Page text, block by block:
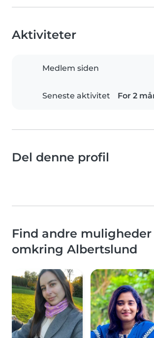
Aktiviteter
Medlem siden
Seneste aktivitet For 2
Del denne profil
Find andre muligheder
omkring Albertslund